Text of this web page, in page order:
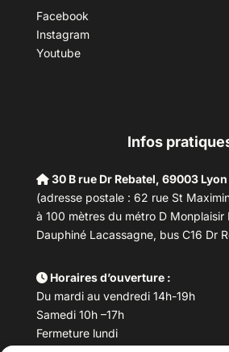
Facebook
Instagram
Youtube
Infos
30 B rue Dr Rebatel, 69003 Lyon
(adresse postale : 62 rue St
à 100 mètres du métro D Monplaisir
Dauphiné Lacassagne, bus C16 Dr
Horaires d’ouverture :
Du mardi au vendredi 14h-19h
Samedi 10h –17h
Fermeture lundi